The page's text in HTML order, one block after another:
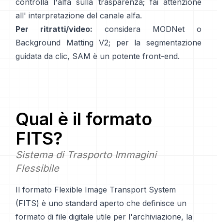
controlla l'alfa sulla trasparenza; fai attenzione
all' interpretazione del canale alfa.
Per ritratti/video: considera MODNet o
Background Matting V2; per la segmentazione
guidata da clic, SAM è un potente front-end.
Qual è il formato
FITS?
Sistema di Trasporto Immagini
Flessibile
Il formato Flexible Image Transport System
(FITS) è uno standard aperto che definisce un
formato di file digitale utile per l'archiviazione, la